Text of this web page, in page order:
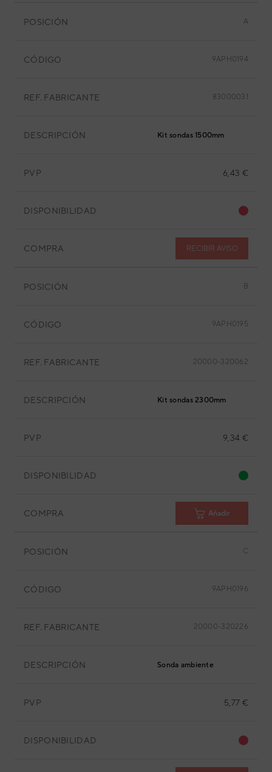
POSICIÓN A
CÓDIGO 9APH0194
REF. FABRICANTE 83000031
DESCRIPCIÓN Kit sondas 1500mm
PVP 6,43 €
DISPONIBILIDAD
COMPRA RECIBIR AVISO
POSICIÓN B
CÓDIGO 9APH0195
REF. FABRICANTE 20000-320062
DESCRIPCIÓN Kit sondas 2300mm
PVP 9,34 €
DISPONIBILIDAD
COMPRA Añadir
POSICIÓN C
CÓDIGO 9APH0196
REF. FABRICANTE 20000-320226
DESCRIPCIÓN Sonda ambiente
PVP 5,77 €
DISPONIBILIDAD